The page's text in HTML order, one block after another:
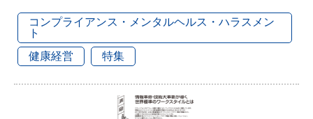
コンプライアンス・メンタルヘルス・ハラスメン
ト
健康経営
特集